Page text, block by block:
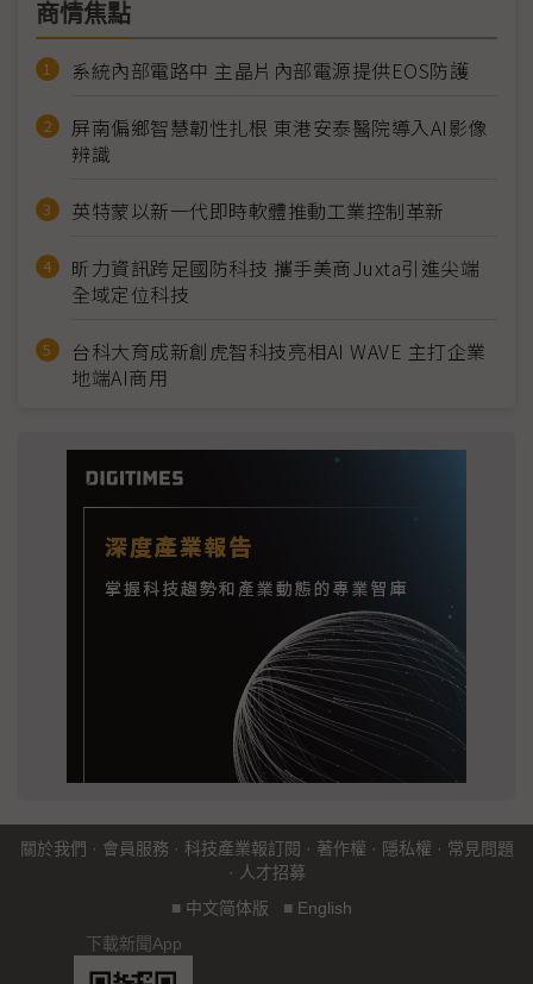
商情焦點
系統內部電路中 主晶片內部電源提供EOS防護
屏南偏鄉智慧韌性扎根 東港安泰醫院導入AI影像
辨識
英特蒙以新一代即時軟體推動工業控制革新
昕力資訊跨足國防科技 攜手美商Juxta引進尖端
全域定位科技
台科大育成新創虎智科技亮相AI WAVE 主打企業
地端AI商用
關於我們 · 會員服務 · 科技產業報訂閱 · 著作權 · 隱私權 · 常見問題
· 人才招募
■ 中文简体版 ■ English
下載新聞App